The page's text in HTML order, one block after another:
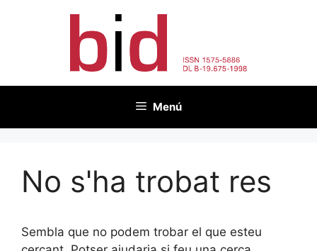
Menú
No s'ha trobat res
Sembla que no podem trobar el que esteu